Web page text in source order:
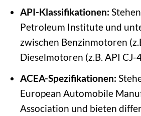
API-Klassifikationen:
Petroleum Institute und
zwischen Benzinmotoren
Dieselmotoren (z.B. API CJ-
ACEA-Spezifikationen:
European Automobile
Association und bieten